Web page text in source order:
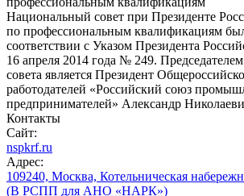
Национальный совет при Президенте
по профессиональным квалификациям
соответствии с Указом Президента
16 апреля 2014 года № 249.
совета является Президент
работодателей «Российский союз
предпринимателей» Александр
Контакты
Сайт:
nspkrf.ru
Адрес:
109240, Москва, Котельническая
(В РСПП для АНО «НАРК»)